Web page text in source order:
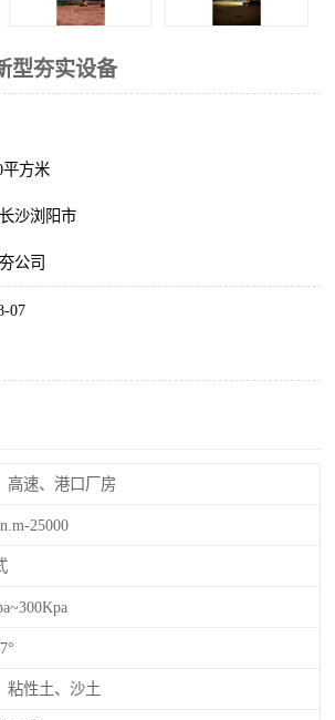
型夯实设备
平方米
沙浏阳市
公司
07
高速、港口厂房
25000
粘性土、沙土